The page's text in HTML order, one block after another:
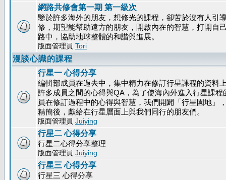
網路共修會第一期 第一級次
鑒於許多海外的朋友，想修光的課程，卻苦於沒有人引
修，期望能幫助遠方的朋友，開啟內在的智慧，打開自
路中，協助地球整體的和諧與進展。
版面管理員 Tori
漫談心識的課程
行星一 心得分享
編輯部成員在過去中，集中精力在修訂行星課程的資料
許多成員之間的心得與QA，為了使海內外進入行星課
員在修訂過程中的心得與智慧，我們開闢「行星園地」
精簡後，獻給在行星層面上與我們同行的朋友們。
版面管理員 Juiying
行星二 心得分享
行星二心得分享整理
版面管理員 Juiying
行星三 心得分享
行星三 心得分享